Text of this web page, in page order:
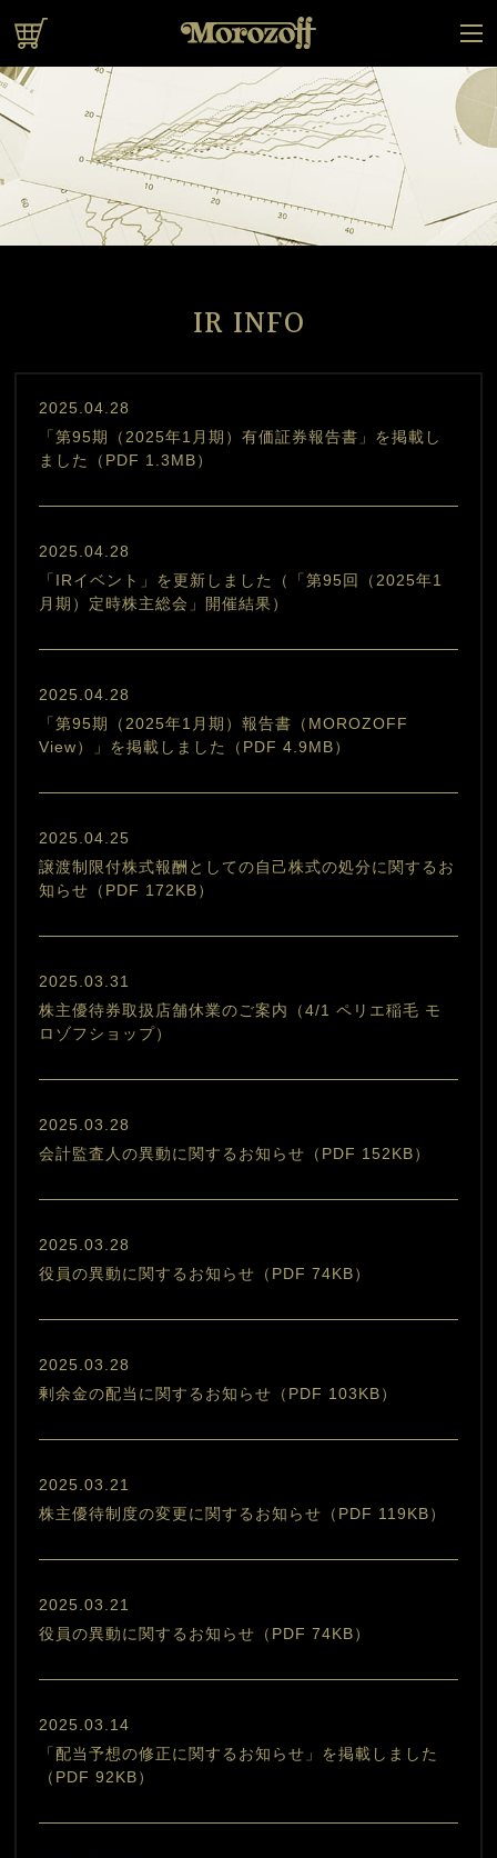
IR INFO
2025.04.28
「第95期（2025年1月期）有価証券報告書」を掲載し
ました（PDF 1.3MB）
2025.04.28
「IRイベント」を更新しました（「第95回（2025年1
月期）定時株主総会」開催結果）
2025.04.28
「第95期（2025年1月期）報告書（MOROZOFF
View）」を掲載しました（PDF 4.9MB）
2025.04.25
譲渡制限付株式報酬としての自己株式の処分に関するお
知らせ（PDF 172KB）
2025.03.31
株主優待券取扱店舗休業のご案内（4/1 ペリエ稲毛 モ
ロゾフショップ）
2025.03.28
会計監査人の異動に関するお知らせ（PDF 152KB）
2025.03.28
役員の異動に関するお知らせ（PDF 74KB）
2025.03.28
剰余金の配当に関するお知らせ（PDF 103KB）
2025.03.21
株主優待制度の変更に関するお知らせ（PDF 119KB）
2025.03.21
役員の異動に関するお知らせ（PDF 74KB）
2025.03.14
「配当予想の修正に関するお知らせ」を掲載しました
（PDF 92KB）